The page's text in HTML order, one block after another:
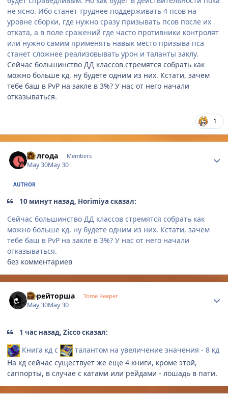
не ясно. Ибо станет труднее поддерживать 4 псов на
уровне сборки, где нужно сразу призывать псов после их
отката, а в поле сражений где часто противники контролят
или нужно самим применять навык место призыва пса
станет сложнее реализовывать урон и таланты заклу.
Сейчас большинство ДД классов стремятся собрать как
можно больше кд, ну будете одним из них. Кстати, зачем
тебе баш в PvP на закле в 3%? У нас от него начали
отказываться.
1
Полгода Members
May 30May 30
AUTHOR
10 минут назад, Horimiya сказал:
Сейчас большинство ДД классов стремятся собрать как
можно больше кд, ну будете одним из них. Кстати, зачем
тебе баш в PvP на закле в 3%? У нас от него начали
отказываться.
без комментариев
Ефрейторша Tome Keeper
May 30May 30
1 час назад, Zicco сказал:
Книга кд с
талантом на увеличение значения - 8 кд
На кд сейчас существует же еще 4 книги, кроме этой,
саппорты, в случае с катами или рейдами - лошадь в пати.